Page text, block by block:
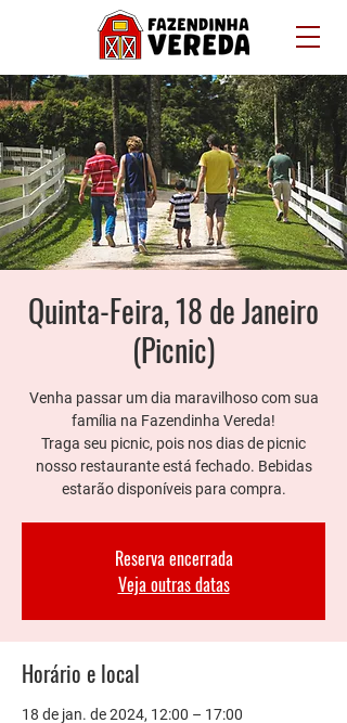
Quinta-Feira, 18 de Janeiro
(Picnic)
Venha passar um dia maravilhoso com sua
família na Fazendinha Vereda!
Traga seu picnic, pois nos dias de picnic
nosso restaurante está fechado. Bebidas
estarão disponíveis para compra.
Reserva encerrada
Veja outras datas
Horário e local
18 de jan. de 2024, 12:00 – 17:00